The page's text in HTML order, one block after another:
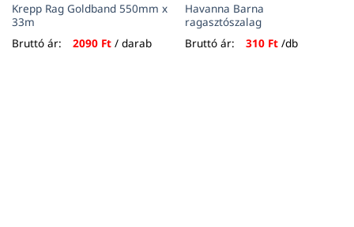
Krepp Rag Goldband 550mm x
33m
Bruttó ár:
2090 Ft/ darab
Havanna Barna
ragasztószalag
Bruttó ár:
310 Ft/db